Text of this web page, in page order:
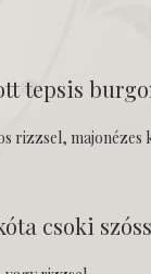
tepsis
rizzsel, majonézes
csoki